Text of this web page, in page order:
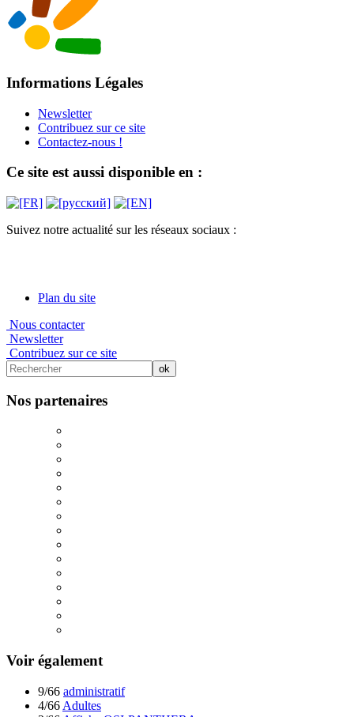
Informations Légales
Newsletter
Contribuez sur ce site
Contactez-nous !
Ce site est aussi disponible en :
Suivez notre actualité sur les réseaux sociaux :
Plan du site
Nous contacter
Newsletter
Contribuez sur ce site
Nos partenaires
Voir également
9/66 administratif
4/66 Adultes